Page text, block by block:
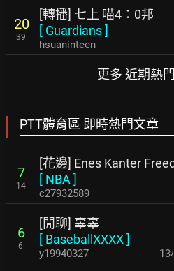
20
39
[轉播] 七上 喵4：0邦
[ Guardians]
hsuaninteen
更多 近期熱
PTT體育區 即時熱門文章
7
14
[花邊] Enes Kanter
[ NBA ]
c27932589
6
6
[閒聊] 辜辜
[ BaseballXXXX]
y19940327 13